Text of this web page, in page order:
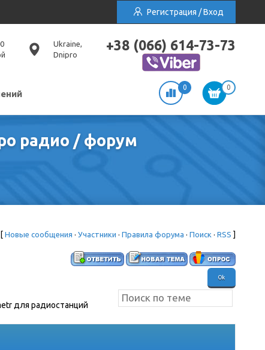
Регистрация / Вход
Ukraine,
Dnipro
+38 (066) 614-73-73
0 0
радио / форум
[ Новые сообщения · Участники · Правила форума · Поиск · RSS ]
для радиостанций